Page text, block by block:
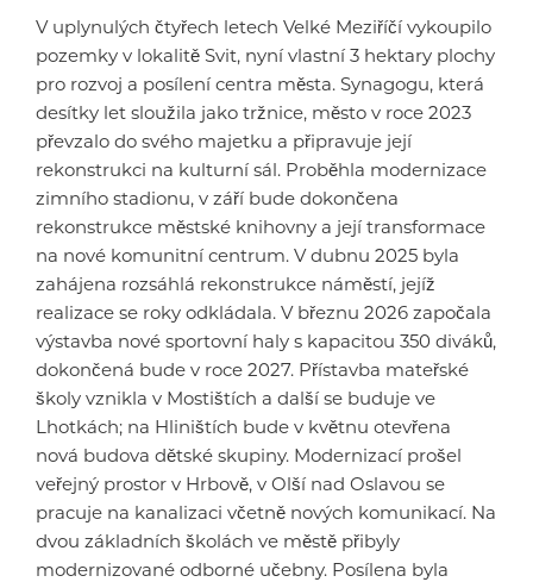
V uplynulých čtyřech letech Velké Meziříčí vykoupilo
pozemky v lokalitě Svit, nyní vlastní 3 hektary plochy
pro rozvoj a posílení centra města. Synagogu, která
desítky let sloužila jako tržnice, město v roce 2023
převzalo do svého majetku a připravuje její
rekonstrukci na kulturní sál. Proběhla modernizace
zimního stadionu, v září bude dokončena
rekonstrukce městské knihovny a její transformace
na nové komunitní centrum. V dubnu 2025 byla
zahájena rozsáhlá rekonstrukce náměstí, jejíž
realizace se roky odkládala. V březnu 2026 započala
výstavba nové sportovní haly s kapacitou 350 diváků,
dokončená bude v roce 2027. Přístavba mateřské
školy vznikla v Mostištích a další se buduje ve
Lhotkách; na Hliništích bude v květnu otevřena
nová budova dětské skupiny. Modernizací prošel
veřejný prostor v Hrbově, v Olší nad Oslavou se
pracuje na kanalizaci včetně nových komunikací. Na
dvou základních školách ve městě přibyly
modernizované odborné učebny. Posílena byla